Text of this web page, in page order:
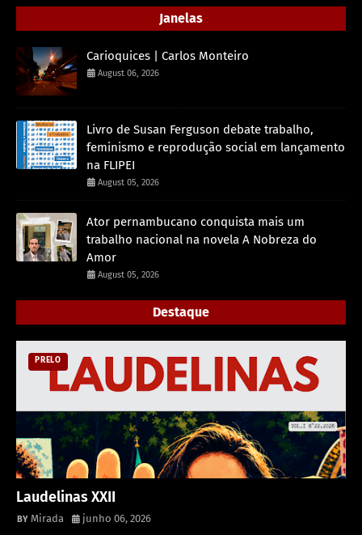
Janelas
Carioquices | Carlos Monteiro
August 06, 2026
Livro de Susan Ferguson debate trabalho,
feminismo e reprodução social em lançamento
na FLIPEI
August 05, 2026
Ator pernambucano conquista mais um
trabalho nacional na novela A Nobreza do
Amor
August 05, 2026
Destaque
PRELO
Laudelinas XXII
Mirada junho 06, 2026